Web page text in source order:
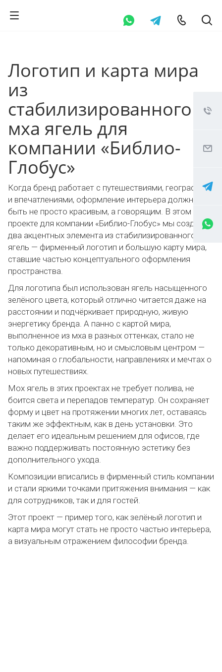
Логотип и карта мира
из
стабилизированного
мха ягель для
компании «Библио-
Глобус»
Когда бренд работает с путешествиями, географией
и впечатлениями, оформление интерьера должно
быть не просто красивым, а говорящим. В этом
проекте для компании «Библио-Глобус» мы создали
два акцентных элемента из стабилизированного мха
ягель — фирменный логотип и большую карту мира,
ставшие частью концептуального оформления
пространства.
Для логотипа был использован ягель насыщенного
зелёного цвета, который отлично читается даже на
расстоянии и подчёркивает природную, живую
энергетику бренда. А панно с картой мира,
выполненное из мха в разных оттенках, стало не
только декоративным, но и смысловым центром —
напоминая о глобальности, направлениях и мечтах о
новых путешествиях.
Мох ягель в этих проектах не требует полива, не
боится света и перепадов температур. Он сохраняет
форму и цвет на протяжении многих лет, оставаясь
таким же эффектным, как в день установки. Это
делает его идеальным решением для офисов, где
важно поддерживать постоянную эстетику без
дополнительного ухода.
Композиции вписались в фирменный стиль компании
и стали яркими точками притяжения внимания — как
для сотрудников, так и для гостей.
Этот проект — пример того, как зелёный логотип и
карта мира могут стать не просто частью интерьера,
а визуальным отражением философии бренда.